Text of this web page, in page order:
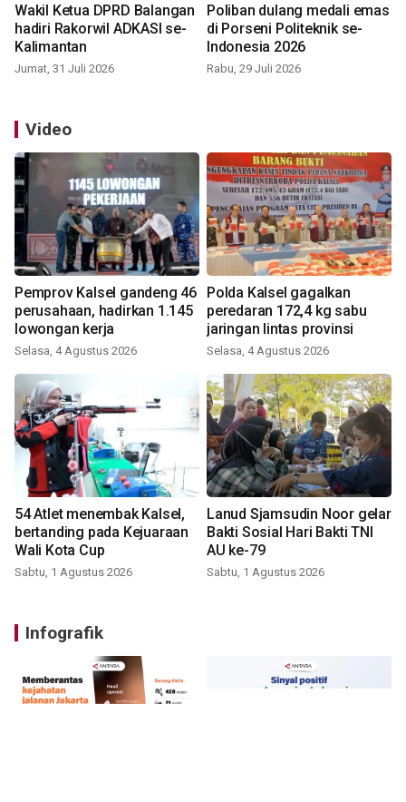
Wakil Ketua DPRD Balangan
hadiri Rakorwil ADKASI se-
Kalimantan
Jumat, 31 Juli 2026
Poliban dulang medali emas
di Porseni Politeknik se-
Indonesia 2026
Rabu, 29 Juli 2026
Video
Pemprov Kalsel gandeng 46
perusahaan, hadirkan 1.145
lowongan kerja
Selasa, 4 Agustus 2026
Polda Kalsel gagalkan
peredaran 172,4 kg sabu
jaringan lintas provinsi
Selasa, 4 Agustus 2026
54 Atlet menembak Kalsel,
bertanding pada Kejuaraan
Wali Kota Cup
Sabtu, 1 Agustus 2026
Lanud Sjamsudin Noor gelar
Bakti Sosial Hari Bakti TNI
AU ke-79
Sabtu, 1 Agustus 2026
Infografik